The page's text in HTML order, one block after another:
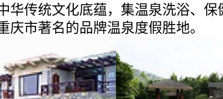
传统文化底蕴，集温泉洗浴、
市著名的品牌温泉度假胜地。